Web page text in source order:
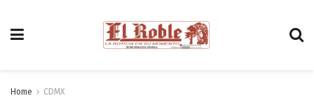
Home CDMX